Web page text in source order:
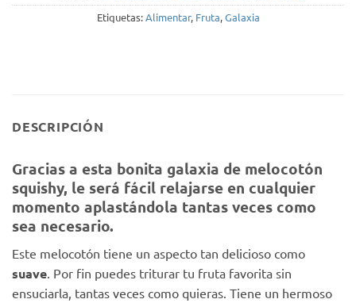
Etiquetas:Alimentar, Fruta,Galaxia
DESCRIPCIÓN
Gracias a esta bonita galaxia de melocotón
squishy, le será fácil relajarse en cualquier
momento aplastándola tantas veces como
sea necesario.
Este melocotón tiene un aspecto tan delicioso como
suave . Por fin puedes triturar tu fruta favorita sin
ensuciarla, tantas veces como quieras. Tiene un hermoso